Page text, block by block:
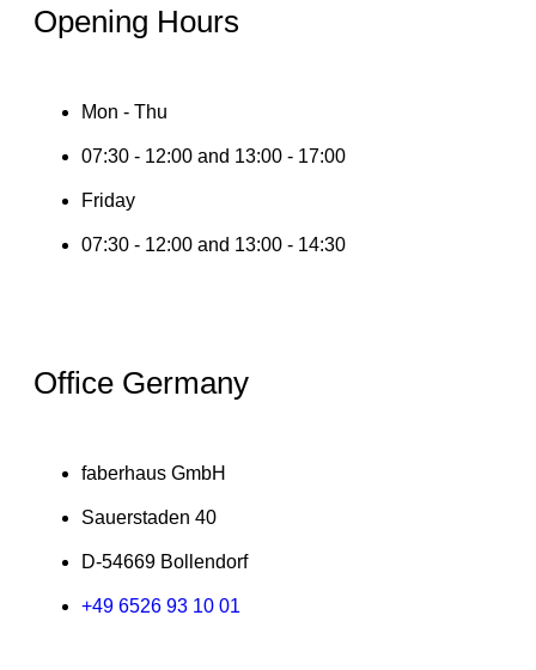
Opening Hours
Mon - Thu
07:30 - 12:00 and 13:00 - 17:00
Friday
07:30 - 12:00 and 13:00 - 14:30
Office Germany
faberhaus GmbH
Sauerstaden 40
D-54669 Bollendorf
+49 6526 93 10 01